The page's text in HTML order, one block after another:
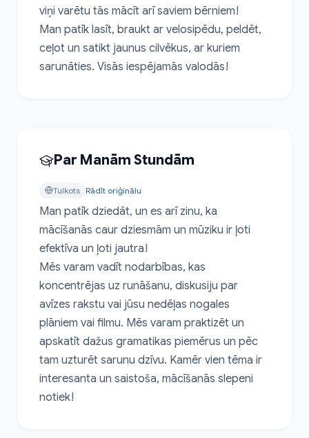
viņi varētu tās mācīt arī saviem bērniem!
Man patīk lasīt, braukt ar velosipēdu, peldēt,
ceļot un satikt jaunus cilvēkus, ar kuriem
sarunāties. Visās iespējamās valodās!
Par Manām Stundām
Tulkots Rādīt oriģinālu
Man patīk dziedāt, un es arī zinu, ka
mācīšanās caur dziesmām un mūziku ir ļoti
efektīva un ļoti jautra!
Mēs varam vadīt nodarbības, kas
koncentrējas uz runāšanu, diskusiju par
avīzes rakstu vai jūsu nedēļas nogales
plāniem vai filmu. Mēs varam praktizēt un
apskatīt dažus gramatikas piemērus un pēc
tam uzturēt sarunu dzīvu. Kamēr vien tēma ir
interesanta un saistoša, mācīšanās slepeni
notiek!